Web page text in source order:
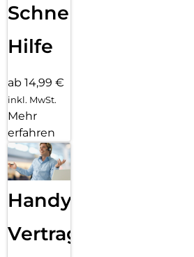
Schnelle
Hilfe
ab 14,99 €
inkl. MwSt.
Mehr
erfahren
Handy
Vertragsabwicklung